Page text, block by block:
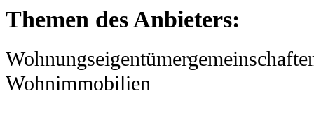
Themen des Anbieters:
Wohnimmobilien